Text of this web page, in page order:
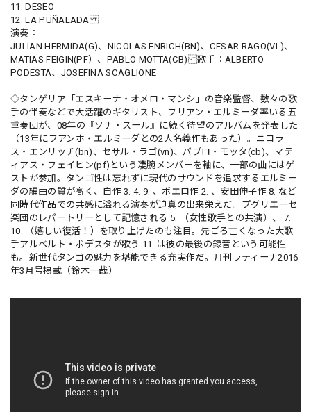
11. DESEO
12. LA PUÑALADA
演奏：
JULIAN HERMIDA(G)、NICOLAS ENRICH(BN)、CESAR RAGO(VL)、
MATIAS FEIGIN(PF）、PABLO MOTTA(CB) 歌手：ALBERTO
PODESTA、JOSEFINA SCAGLIONE
◇タンゲリア「エスキーナ・オメロ・マンシ」の音楽監督、数々の歌
手の伴奏などで大活躍のギタリスト、フリアン・エルミーダ率いる五
重奏団が、08年の『ソナ・スール』に続く待望のアルバムを発表した
（13年にフアンホ・エルミーダとの2人名義作もあった）。ニコラ
ス・エンリッチ(bn)、セサル・ラゴ(vn)、パブロ・モッタ(cb)、マテ
ィアス・フェイヒン(pf)という凄腕メンバーを軸に、一部の曲にはゲ
ストが参加。タンゴ性は忘れずに現代のサウンドを追求するエルミー
ダの編曲の質が高く、自作 3. 4. 9. 、ボエロ作 2. 、安田伸子作 8. など
同時代作品での共感に溢れる演奏が迫真の出来栄えだ。プグリエーセ
楽団のレパートリーとして記憶される 5. （女性歌手との共演）、 7.
10. （嬉しい復活！）を取り上げたのも注目。先ごろ亡くなった大歌
手アルベルト・ポデスタが歌う 11. は彼の最後の録音という可能性
も。新世代タンゴの魅力を堪能できる充実作だ。月刊ラティーナ2016
年3月号掲載（鈴木一哉）